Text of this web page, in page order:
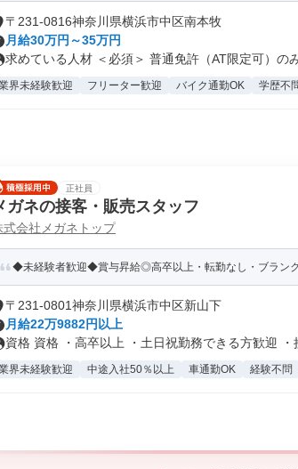
〒231-0816神奈川県横浜市中区南本牧
月給30万円～35万円
求めている人材 ＜必須＞ 普通免許（AT限定可）の
界未経験歓迎 フリーター歓迎 バイク通勤OK 学歴不
正社員
ガネの接客・販売スタッフ
式会社メガネトップ
◆未経験者歓迎◆賞与昇給◎高卒以上・転勤なし・ブラン
〒231-0801神奈川県横浜市中区新山下
月給22万9882円以上
資格 資格 ・高卒以上 ・土日祝勤務できる方歓迎 ・
界未経験歓迎 中途入社50％以上 車通勤OK 経験不問